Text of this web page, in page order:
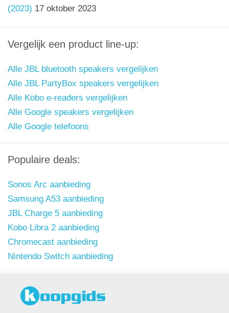
(2023) 17 oktober 2023
Vergelijk een product line-up:
Alle JBL bluetooth speakers vergelijken
Alle JBL PartyBox speakers vergelijken
Alle Kobo e-readers vergelijken
Alle Google speakers vergelijken
Alle Google telefoons
Populaire deals:
Sonos Arc aanbieding
Samsung A53 aanbieding
JBL Charge 5 aanbieding
Kobo Libra 2 aanbieding
Chromecast aanbieding
Nintendo Switch aanbieding